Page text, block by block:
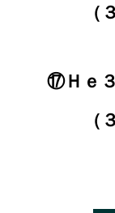
（
⑰Ｈｅ
（